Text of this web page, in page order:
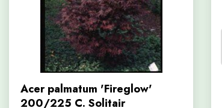
Acer palmatum 'Fireglow'
200/225 C. Solitair